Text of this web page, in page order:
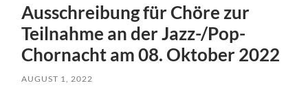
Ausschreibung für Chöre zur
Teilnahme an der Jazz-/Pop-
Chornacht am 08. Oktober 2022
AUGUST 1, 2022